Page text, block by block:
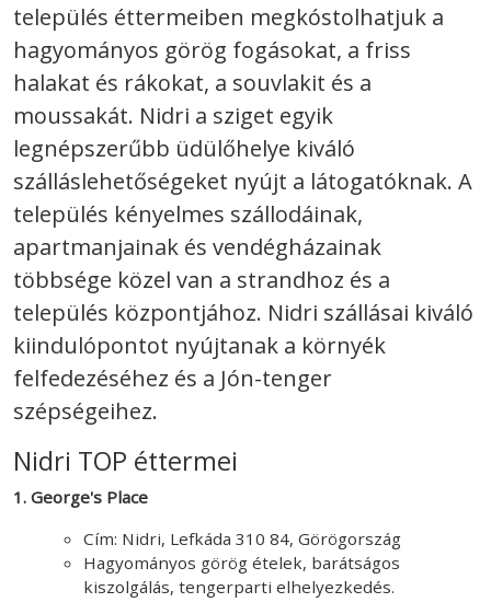
település éttermeiben megkóstolhatjuk a
hagyományos görög fogásokat, a friss
halakat és rákokat, a souvlakit és a
moussakát. Nidri a sziget egyik
legnépszerűbb üdülőhelye kiváló
szálláslehetőségeket nyújt a látogatóknak. A
település kényelmes szállodáinak,
apartmanjainak és vendégházainak
többsége közel van a strandhoz és a
település központjához. Nidri szállásai kiváló
kiindulópontot nyújtanak a környék
felfedezéséhez és a Jón-tenger
szépségeihez.
Nidri TOP éttermei
1. George's Place
Cím: Nidri, Lefkáda 310 84, Görögország
Hagyományos görög ételek, barátságos
kiszolgálás, tengerparti elhelyezkedés.